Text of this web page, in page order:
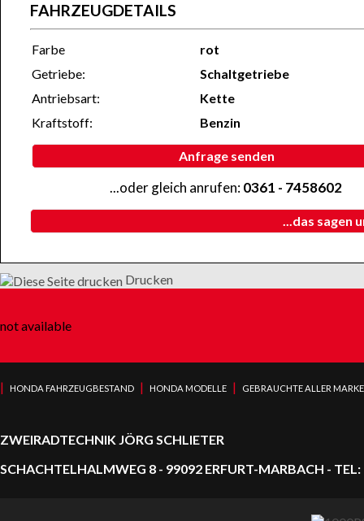
FAHRZEUGDETAILS
Farbe
rot
Getriebe:
Schaltgetriebe
Antriebsart:
Kette
Kraftstoff:
Benzin
Anfrage senden
...oder gleich anrufen:0361 - 7458602
...das sagen
Drucken
not available
| HONDA FAHRZEUGBESTAND | HONDA MODELLE | GEBRAUCHTE ALLER
ZWEIRADTECHNIK JÖRG SCHLIETER
SCHACHTELHALMWEG 8 - 99092 ERFURT-MARBACH -